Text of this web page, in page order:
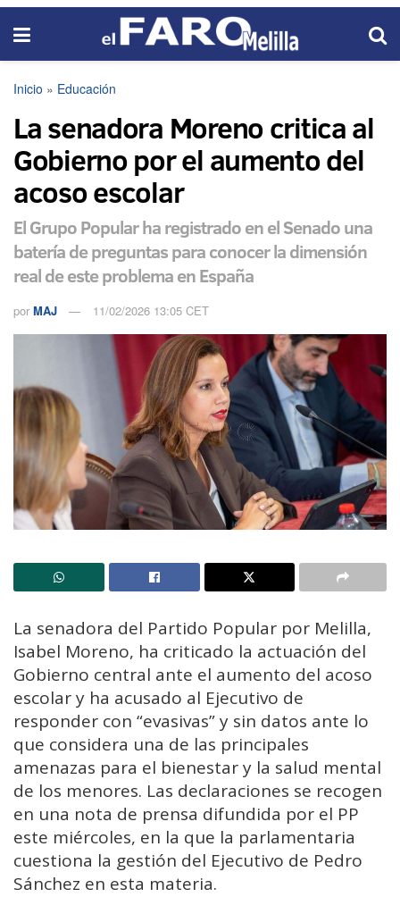
Inicio » Educación
La senadora Moreno critica al
Gobierno por el aumento del
acoso escolar
El Grupo Popular ha registrado en el Senado una
batería de preguntas para conocer la dimensión
real de este problema en España
por MAJ 11/02/2026 13:05 CET
La senadora del Partido Popular por Melilla,
Isabel Moreno, ha criticado la actuación del
Gobierno central ante el aumento del acoso
escolar y ha acusado al Ejecutivo de
responder con “evasivas” y sin datos ante lo
que considera una de las principales
amenazas para el bienestar y la salud mental
de los menores. Las declaraciones se recogen
en una nota de prensa difundida por el PP
este miércoles, en la que la parlamentaria
cuestiona la gestión del Ejecutivo de Pedro
Sánchez en esta materia.